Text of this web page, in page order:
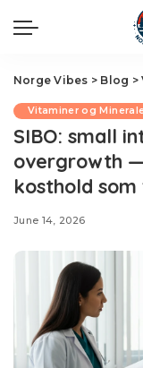
Norge Vibes > Blog >
Vitaminer og
SIBO: small
overgrowth
kosthold
June 14, 2026